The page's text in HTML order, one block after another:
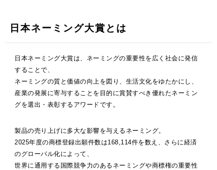
日本ネーミング大賞とは
日本ネーミング大賞は、ネーミングの重要性を広く社会に発信
することで、
ネーミングの質と価値の向上を図り、生活文化をゆたかにし、
産業の発展に寄与することを目的に賞賛すべき優れたネーミン
グを選出・表彰するアワードです。
製品の売り上げに多大な影響を与えるネーミング。
2025年度の商標登録出願件数は168,114件を数え、さらに経済
のグローバル化によって、
世界に通用する国際競争力のあるネーミングや商標権の重要性